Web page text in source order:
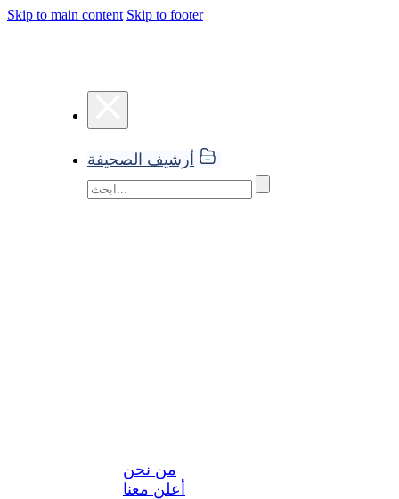
Skip to main content Skip to footer
أرشيف الصحيفة
من نحن
أعلن معنا